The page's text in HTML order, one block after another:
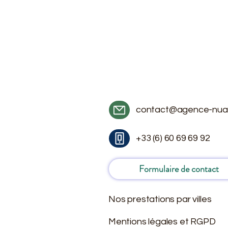
contact@agence-
+33 (6) 60 69 69 92
Formulaire de contact
Nos prestations par villes
Mentions légales et RGPD